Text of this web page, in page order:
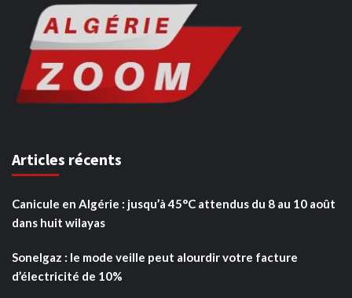
Articles récents
Canicule en Algérie : jusqu’à 45°C attendus du 8 au 10 août
dans huit wilayas
Sonelgaz : le mode veille peut alourdir votre facture
d’électricité de 10%